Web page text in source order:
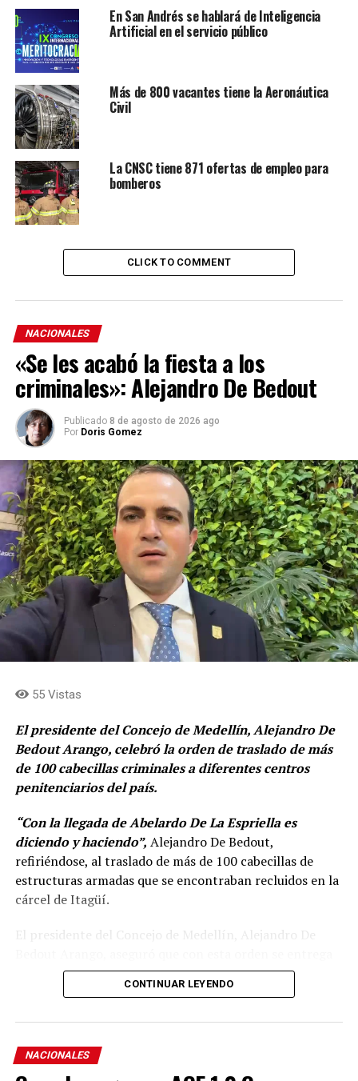
En San Andrés se hablará de Inteligencia
Artificial en el servicio público
Más de 800 vacantes tiene la Aeronáutica
Civil
La CNSC tiene 871 ofertas de empleo para
bomberos
CLICK TO COMMENT
NACIONALES
«Se les acabó la fiesta a los
criminales»: Alejandro De Bedout
Publicado 8 de agosto de 2026 ago
Por Doris Gomez
55 Vistas
El presidente del Concejo de Medellín, Alejandro De
Bedout Arango, celebró la orden de traslado de más
de 100 cabecillas criminales a diferentes centros
penitenciarios del país.
“Con la llegada de Abelardo De La Espriella es
diciendo y haciendo”, Alejandro De Bedout,
refiriéndose, al traslado de más de 100 cabecillas de
estructuras armadas que se encontraban recluidos en la
cárcel de Itagüí.
El presidente del Concejo de Medellín, Alejandro De
un mensaje poderoso, donde la llamada “falsa paz total”
de Gustavo Petro, se acaba.«No más beneficios, ni
«llegó el orden y la autoridad con Abelardo De La
Espriella».
CONTINUAR LEYENDO
NACIONALES